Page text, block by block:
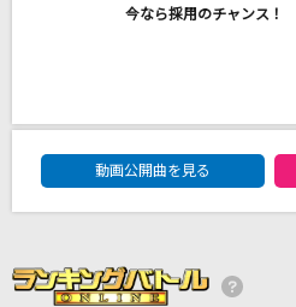
今なら採用のチャンス！
DAM★ともボーカルエ
動画公開曲を見る